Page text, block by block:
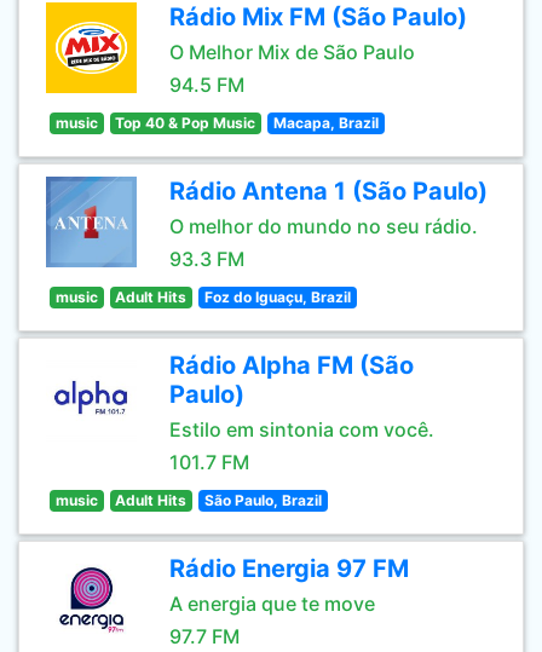
Rádio Mix FM (São Paulo)
O Melhor Mix de São Paulo
94.5 FM
music Top 40 & Pop Music Macapa, Brazil
Rádio Antena 1 (São Paulo)
O melhor do mundo no seu rádio.
93.3 FM
music Adult Hits Foz do Iguaçu, Brazil
Rádio Alpha FM (São
Paulo)
Estilo em sintonia com você.
101.7 FM
music Adult Hits São Paulo, Brazil
Rádio Energia 97 FM
A energia que te move
97.7 FM